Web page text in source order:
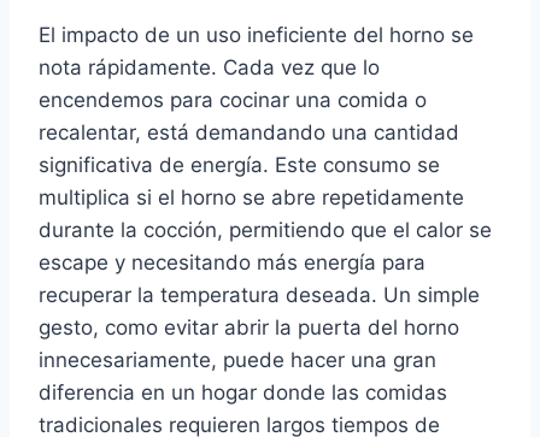
El impacto de un uso ineficiente del horno se
nota rápidamente. Cada vez que lo
encendemos para cocinar una comida o
recalentar, está demandando una cantidad
significativa de energía. Este consumo se
multiplica si el horno se abre repetidamente
durante la cocción, permitiendo que el calor se
escape y necesitando más energía para
recuperar la temperatura deseada. Un simple
gesto, como evitar abrir la puerta del horno
innecesariamente, puede hacer una gran
diferencia en un hogar donde las comidas
tradicionales requieren largos tiempos de